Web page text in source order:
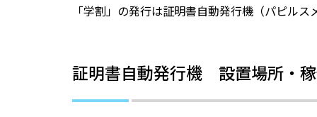
「学割」の発行は証明書自動発行機（パピル
証明書自動発行機 設置場所・